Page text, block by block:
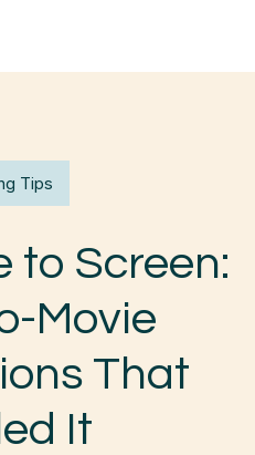
Tips
to Screen:
Movie
That
It